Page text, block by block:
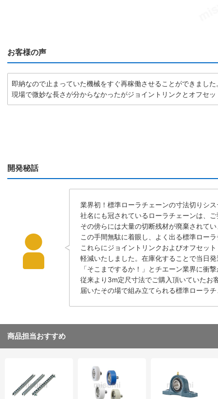
お客様の声
即納なので止まっていた機械をすぐ再稼働させることができました
現場で微妙な長さが分からなかったがジョイントリンクとオフセ
開発秘話
業界初！標準ローラチェーンの寸法切りシ
社名にも冠されているローラチェーンは、
その傍らには大量の切断残材が廃棄されて
この手間無駄に着眼し、よく出る標準ロー
これらにジョイントリンクおよびオフセッ
軽減いたしました。在庫化することで当日
「そこまでするか！」とチエーン業界に衝
従来より3m定尺寸法でご購入頂いていたお
届いたその場で組み立てられる標準ローラ
商品担当おすすめ